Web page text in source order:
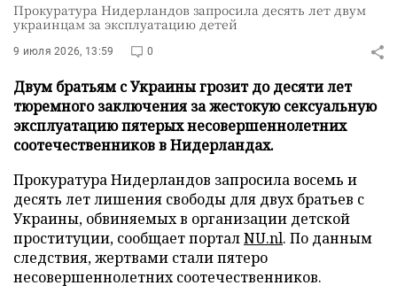
Прокуратура Нидерландов запросила десять лет двум
украинцам за эксплуатацию детей
9 июля 2026, 13:59 0
Двум братьям с Украины грозит до десяти лет
тюремного заключения за жестокую сексуальную
эксплуатацию пятерых несовершеннолетних
соотечественников в Нидерландах.
Прокуратура Нидерландов запросила восемь и
десять лет лишения свободы для двух братьев с
Украины, обвиняемых в организации детской
проституции, сообщает порталNU.nl. По данным
следствия, жертвами стали пятеро
несовершеннолетних соотечественников.